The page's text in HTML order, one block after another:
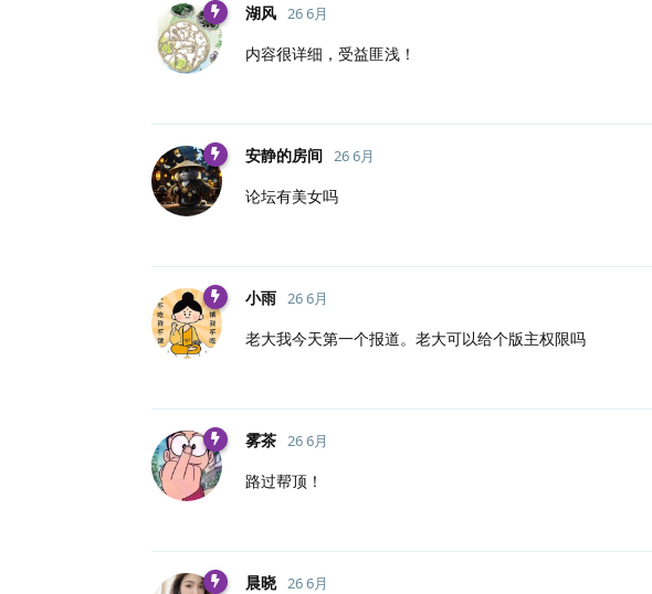
湖风 26 6月
内容很详细，受益匪浅！
安静的房间 26 6月
论坛有美女吗
小雨 26 6月
老大我今天第一个报道。老大可以给个版主权限吗
雾茶 26 6月
路过帮顶！
晨晓 26 6月